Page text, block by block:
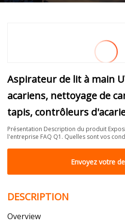
Aspirateur de lit à main
acariens, nettoyage de
tapis, contrôleurs
Présentation Description du produit
l'entreprise FAQ Q1. Quelles sont vos
Envoyez votre
DESCRIPTION
Overview